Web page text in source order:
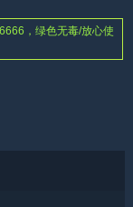
，绿色无毒/放心使